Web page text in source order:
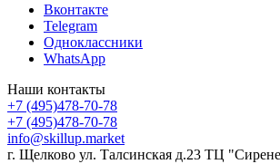
Вконтакте
Telegram
Одноклассники
WhatsApp
Наши контакты
+7 (495)478-70-78
+7 (495)478-70-78
info@skillup.market
г. Щелково ул. Талсинская д.23 ТЦ